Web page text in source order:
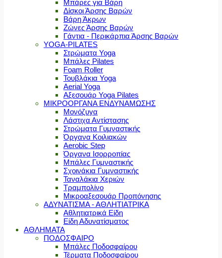
Μπάρες για Βάρη
Δίσκοι Άρσης Βαρών
Βάρη Άκρων
Ζώνες Άρσης Βαρών
Γάντια - Περικάρπια Άρσης Βαρών
YOGA-PILATES
Στρώματα Yoga
Μπάλες Pilates
Foam Roller
Τουβλάκια Yoga
Aerial Yoga
Αξεσουάρ Yoga Pilates
ΜΙΚΡΟΟΡΓΑΝΑ ΕΝΔΥΝΑΜΩΣΗΣ
Μονόζυγα
Λάστιχα Αντίστασης
Στρώματα Γυμναστικής
Όργανα Κοιλιακών
Aerobic Step
Όργανα Ισορροπίας
Μπάλες Γυμναστικής
Σχοινάκια Γυμναστικής
Ταναλάκια Χεριών
Τραμπολίνο
Μικροαξεσουάρ Προπόνησης
ΑΔΥΝΑΤΙΣΜΑ - ΑΘΛΗΤΙΑΤΡΙΚΑ
Αθλητιατρικά Είδη
Είδη Αδυνατίσματος
ΑΘΛΗΜΑΤΑ
ΠΟΔΟΣΦΑΙΡΟ
Μπάλες Ποδοσφαίρου
Τέρματα Ποδοσφαίρου